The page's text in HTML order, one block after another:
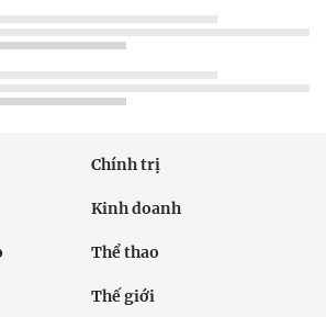
Chính trị
Kinh doanh
Thể thao
Thế giới